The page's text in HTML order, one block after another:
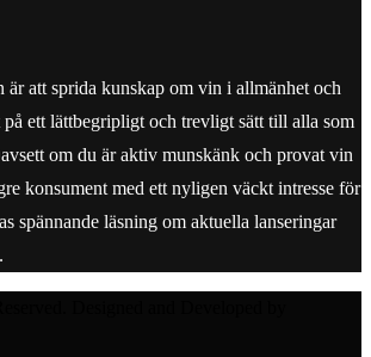
är att sprida kunskap om vin i allmänhet och
ett lättbegripligt och trevligt sätt till alla som
om du är aktiv munskänk och provat vin
konsument med ett nyligen väckt intresse för
spännande läsning om aktuella lanseringar